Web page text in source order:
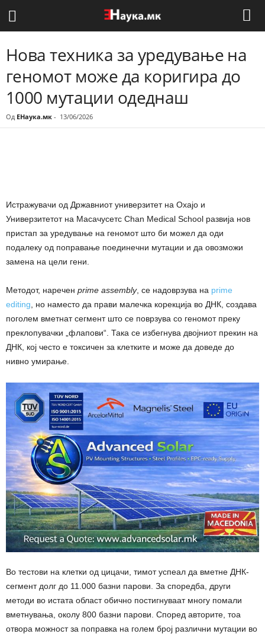
Нова техника за уредување на
геномот може да коригира до
1000 мутации одеднаш
Од ЕНаука.мк - 13/06/2026
Истражувачи од Државниот универзитет на Охајо и
Универзитетот на Масачусетс Chan Medical School развија нов
пристап за уредување на геномот што би можел да оди
подалеку од поправање поединечни мутации и да овозможи
замена на цели гени.
Методот, наречен prime assembly, се надоврзува на prime
editing , но наместо да прави малечка корекција во ДНК, создава
поголем вметнат сегмент што се поврзува со геномот преку
преклопувачки „флапови“. Така се избегнува двојниот прекин на
ДНК, кој често е токсичен за клетките и може да доведе до
нивно умирање.
Во тестови на клетки од цицачи, тимот успеал да вметне ДНК-
сегмент долг до 11.000 базни парови. За споредба, други
методи во истата област обично постигнуваат многу помали
вметнувања, околу 800 базни парови. Според авторите, тоа
отвора можност за поправка на голем број различни мутации во